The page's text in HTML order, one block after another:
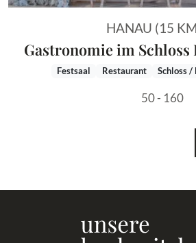
HANAU (15
Gastronomie im
Festsaal Restaurant Schloss /
50 - 160